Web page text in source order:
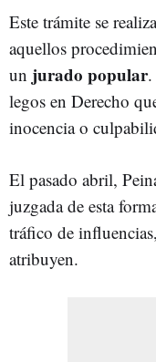
Este trámite se
aquellos
un jurado popular.
legos en Derecho
inocencia o
El pasado abril,
juzgada de esta
tráfico de
atribuyen.